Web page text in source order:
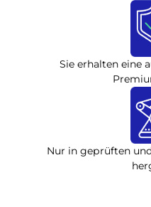
Sie erhalten eine
Nur in geprüften